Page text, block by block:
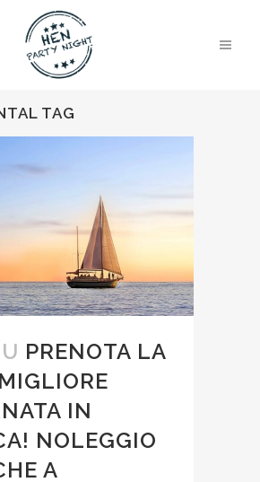
TAG
PRENOTA LA
IN
NOLEGGIO
A